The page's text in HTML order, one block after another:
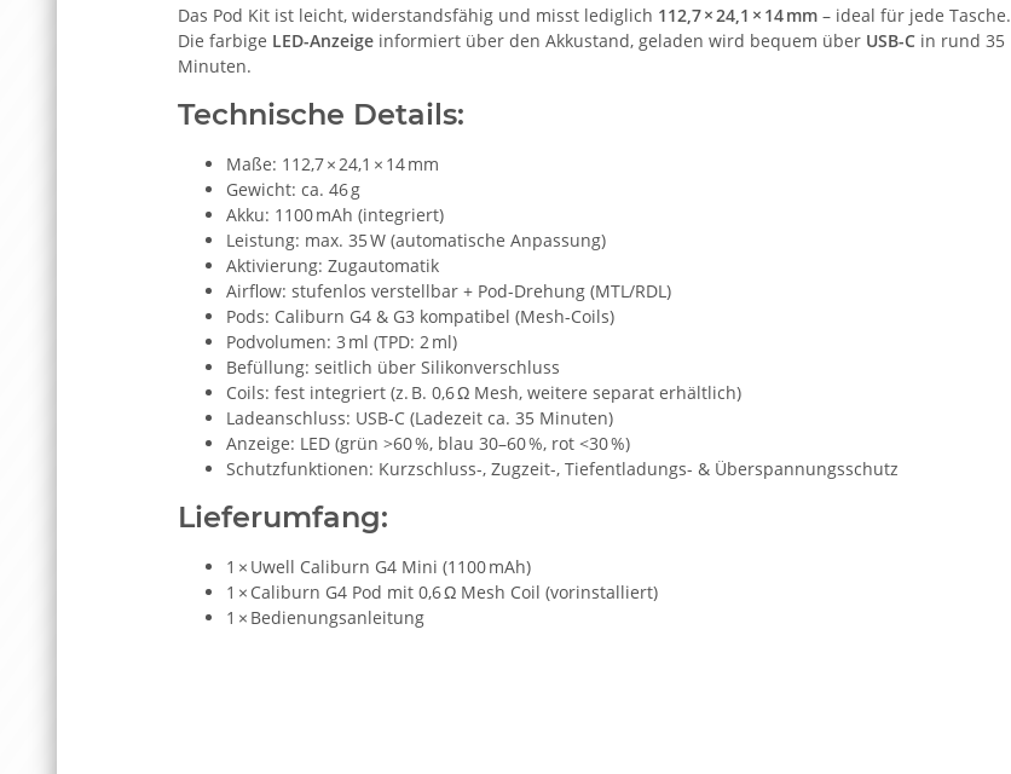
Das Pod Kit ist leicht, widerstandsfähig und misst lediglich 112,7 × 24,1 × 14 mm – ideal für jede Tasche.
Die farbige LED-Anzeige informiert über den Akkustand, geladen wird bequem über USB-C in rund 35
Minuten.
Technische Details:
Maße: 112,7 × 24,1 × 14 mm
Gewicht: ca. 46 g
Akku: 1100 mAh (integriert)
Leistung: max. 35 W (automatische Anpassung)
Aktivierung: Zugautomatik
Airflow: stufenlos verstellbar + Pod-Drehung (MTL/RDL)
Pods: Caliburn G4 & G3 kompatibel (Mesh-Coils)
Podvolumen: 3 ml (TPD: 2 ml)
Befüllung: seitlich über Silikonverschluss
Coils: fest integriert (z. B. 0,6 Ω Mesh, weitere separat erhältlich)
Ladeanschluss: USB-C (Ladezeit ca. 35 Minuten)
Anzeige: LED (grün >60 %, blau 30–60 %, rot <30 %)
Schutzfunktionen: Kurzschluss-, Zugzeit-, Tiefentladungs- & Überspannungsschutz
Lieferumfang:
1 × Uwell Caliburn G4 Mini (1100 mAh)
1 × Caliburn G4 Pod mit 0,6 Ω Mesh Coil (vorinstalliert)
1 × Bedienungsanleitung